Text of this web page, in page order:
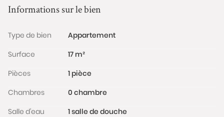
1998, avec ascenseur, bien entretenue et sécurisée
Il bénéficie d’une situation convoitée, à proximité
immédiate des nombreux commerces, des
ou Corentin Celton à 4min à pied) et du Parc
Suzanne Lenglen.
Taxe foncière : 280€.
Les informations sur les risques auxquels ce bien est
Informations sur le bien
Type de bien
Appartement
Surface
17 m²
Pièces
1 pièce
Chambres
0 chambre
Salle d'eau
1 salle de douche